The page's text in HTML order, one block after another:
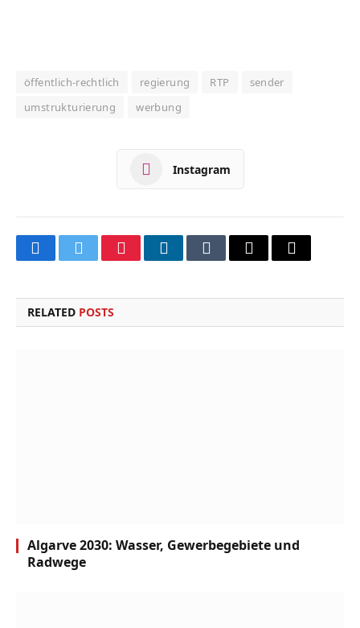
öffentlich-rechtlich regierung RTP
sender
umstrukturierung
werbung
Instagram
FacebookTwitterPinterestLinkedInTumblrEmail
Copy
RELATED POSTS
Algarve 2030: Wasser, Gewerbegebiete und
Radwege